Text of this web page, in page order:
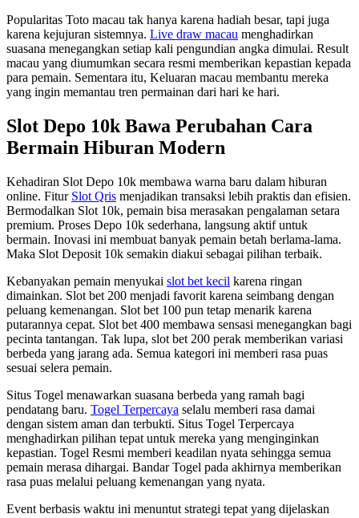
Popularitas Toto macau tak hanya karena hadiah besar, tapi juga
karena kejujuran sistemnya. Live draw macau menghadirkan
suasana menegangkan setiap kali pengundian angka dimulai. Result
macau yang diumumkan secara resmi memberikan kepastian kepada
para pemain. Sementara itu, Keluaran macau membantu mereka
yang ingin memantau tren permainan dari hari ke hari.
Slot Depo 10k Bawa Perubahan Cara
Bermain Hiburan Modern
Kehadiran Slot Depo 10k membawa warna baru dalam hiburan
online. Fitur Slot Qris menjadikan transaksi lebih praktis dan efisien.
Bermodalkan Slot 10k, pemain bisa merasakan pengalaman setara
premium. Proses Depo 10k sederhana, langsung aktif untuk
bermain. Inovasi ini membuat banyak pemain betah berlama-lama.
Maka Slot Deposit 10k semakin diakui sebagai pilihan terbaik.
Kebanyakan pemain menyukai slot bet kecil karena ringan
dimainkan. Slot bet 200 menjadi favorit karena seimbang dengan
peluang kemenangan. Slot bet 100 pun tetap menarik karena
putarannya cepat. Slot bet 400 membawa sensasi menegangkan bagi
pecinta tantangan. Tak lupa, slot bet 200 perak memberikan variasi
berbeda yang jarang ada. Semua kategori ini memberi rasa puas
sesuai selera pemain.
Situs Togel menawarkan suasana berbeda yang ramah bagi
pendatang baru. Togel Terpercaya selalu memberi rasa damai
dengan sistem aman dan terbukti. Situs Togel Terpercaya
menghadirkan pilihan tepat untuk mereka yang menginginkan
kepastian. Togel Resmi memberi keadilan nyata sehingga semua
pemain merasa dihargai. Bandar Togel pada akhirnya memberikan
rasa puas melalui peluang kemenangan yang nyata.
Event berbasis waktu ini menuntut strategi tepat yang dijelaskan